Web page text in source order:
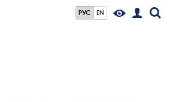
РУС EN